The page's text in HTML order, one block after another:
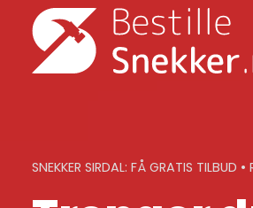
content
SNEKKER SIRDAL: FÅ GRATIS TILBUD •